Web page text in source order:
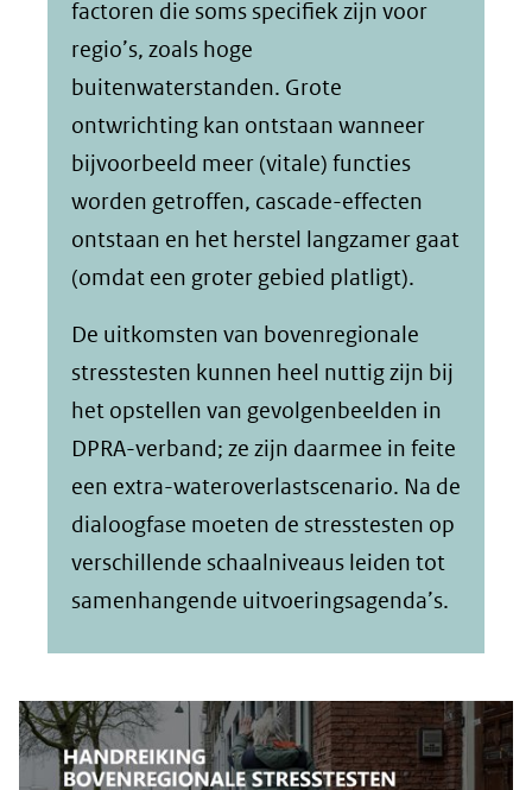
factoren die soms specifiek zijn voor
regio’s, zoals hoge
buitenwaterstanden. Grote
ontwrichting kan ontstaan wanneer
bijvoorbeeld meer (vitale) functies
worden getroffen, cascade-effecten
ontstaan en het herstel langzamer gaat
(omdat een groter gebied platligt).
De uitkomsten van bovenregionale
stresstesten kunnen heel nuttig zijn bij
het opstellen van gevolgenbeelden in
DPRA-verband; ze zijn daarmee in feite
een extra-wateroverlastscenario. Na de
dialoogfase moeten de stresstesten op
verschillende schaalniveaus leiden tot
samenhangende uitvoeringsagenda’s.